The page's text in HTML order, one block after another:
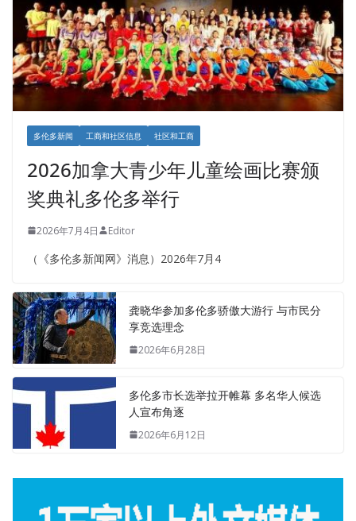
多伦多新闻 工商和社区信息 社区和工商
2026加拿大青少年儿童绘画比赛颁
奖典礼多伦多举行
2026年7月4日 Editor
（《多伦多新闻网》消息）2026年7月4
龚晓华参加多伦多骄傲大游行 与市民分
享竞选理念
2026年6月28日
多伦多市长选举拉开帷幕 多名华人候选
人宣布角逐
2026年6月12日